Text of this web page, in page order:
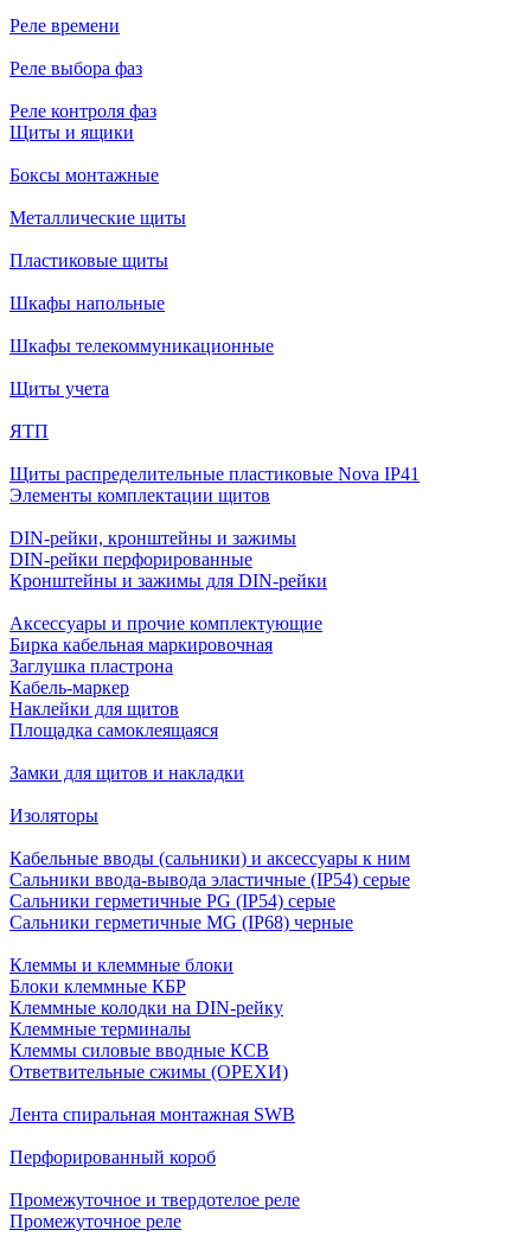
Реле времени
Реле выбора фаз
Реле контроля фаз
Щиты и ящики
Боксы монтажные
Металлические щиты
Пластиковые щиты
Шкафы напольные
Шкафы телекоммуникационные
Щиты учета
ЯТП
Щиты распределительные пластиковые Nova IP41
Элементы комплектации щитов
DIN-рейки, кронштейны и зажимы
DIN-рейки перфорированные
Кронштейны и зажимы для DIN-рейки
Аксессуары и прочие комплектующие
Бирка кабельная маркировочная
Заглушка пластрона
Кабель-маркер
Наклейки для щитов
Площадка самоклеящаяся
Замки для щитов и накладки
Изоляторы
Кабельные вводы (сальники) и аксессуары к ним
Сальники ввода-вывода эластичные (IP54) серые
Сальники герметичные PG (IP54) серые
Сальники герметичные MG (IP68) черные
Клеммы и клеммные блоки
Блоки клеммные КБР
Клеммные колодки на DIN-рейку
Клеммные терминалы
Клеммы силовые вводные КСВ
Ответвительные сжимы (ОРЕХИ)
Лента спиральная монтажная SWB
Перфорированный короб
Промежуточное и твердотелое реле
Промежуточное реле